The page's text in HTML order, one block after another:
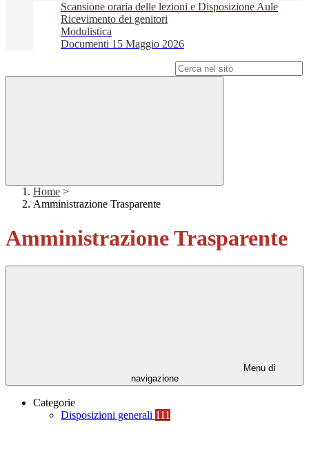
Scansione oraria delle lezioni e Disposizione Aule
Ricevimento dei genitori
Modulistica
Documenti 15 Maggio 2026
Home >
Amministrazione Trasparente
Amministrazione Trasparente
Menu di
navigazione
Categorie
Disposizioni generali 111